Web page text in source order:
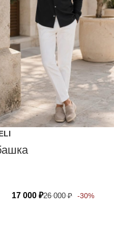
17 000₽26 000₽ -30%